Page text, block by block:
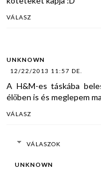
VÁLASZ
UNKNOWN
12/22/2013 11:57 DE.
A H&M-es táskába
élőben is és meglepem
VÁLASZ
VÁLASZOK
UNKNOWN